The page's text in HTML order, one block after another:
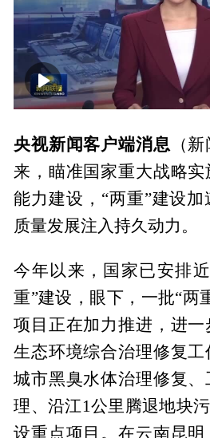
00:00
央视新闻客户端消息 （
来，瞄准国家重大战略
能力建设，“两重”建设
质量发展注入持久动力。
今年以来，国家已安排
重”建设，眼下，一批“两
项目正在加力推进，进
生态环境综合治理修复
城市黑臭水体治理修复
理、沿江1公里腾退地块
设重点项目。在云南昆